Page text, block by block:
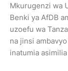
Mkurugenzi wa
Benki ya AfDB
uzoefu wa
na jinsi
inatumia